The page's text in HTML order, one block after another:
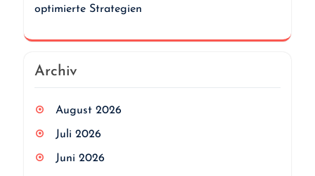
optimierte Strategien
Archiv
August 2026
Juli 2026
Juni 2026